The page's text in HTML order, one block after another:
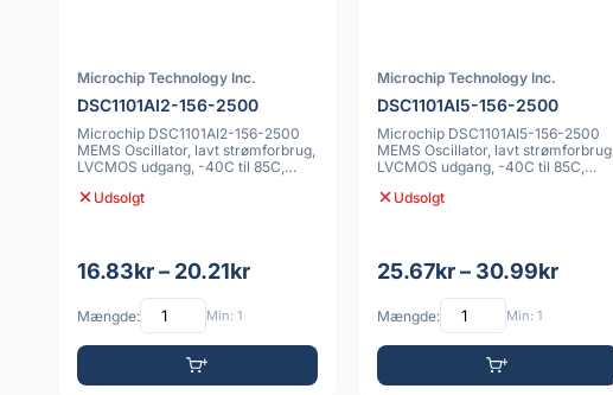
Microchip Technology Inc.
DSC1101AI2-156-2500
Microchip DSC1101AI2-156-2500
MEMS Oscillator, lavt strømforbrug,
LVCMOS udgang, -40C til 85C,
Udsolgt
16.83kr – 20.21kr
Mængde: Min: 1
Microchip Technology Inc.
DSC1101AI5-156-2500
Microchip DSC1101AI5-156-2500
MEMS Oscillator, lavt strømforbrug,
LVCMOS udgang, -40C til 85C,
Udsolgt
25.67kr – 30.99kr
Mængde: Min: 1